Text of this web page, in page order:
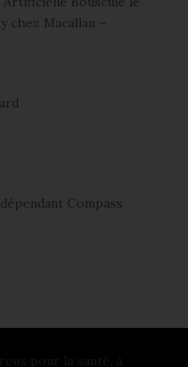
chez Macallan –
Compass